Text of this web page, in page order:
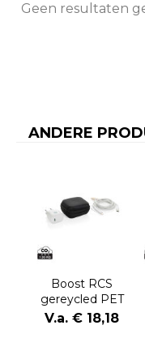
Geen resultaten
ANDERE
Boost RCS
gereycled PET
20W type C 2-
V.a. € 18,18